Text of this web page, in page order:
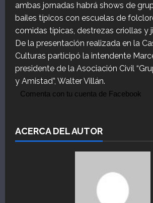
ambas jornadas habrá shows de
bailes típicos con escuelas de
comidas típicas, destrezas criollas y
De la presentación realizada en la
Culturas participó la intendente
presidente de la Asociación Civil
y Amistad”, Walter Villán.
Comenta con tu cuenta de Facebook
ACERCA DEL AUTOR